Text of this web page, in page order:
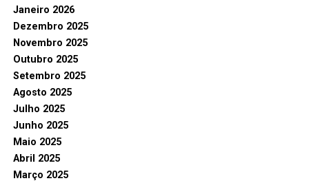
Janeiro 2026
Dezembro 2025
Novembro 2025
Outubro 2025
Setembro 2025
Agosto 2025
Julho 2025
Junho 2025
Maio 2025
Abril 2025
Março 2025